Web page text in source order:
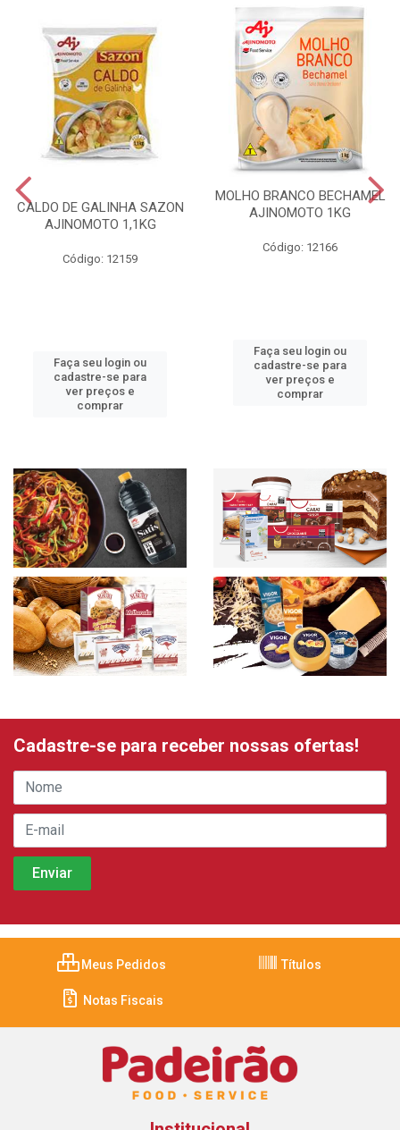
CALDO DE GALINHA SAZON
AJINOMOTO 1,1KG
Código: 12159
Faça seu login ou
cadastre-se para
ver preços e
comprar
MOLHO BRANCO BECHAMEL
AJINOMOTO 1KG
Código: 12166
Faça seu login ou
cadastre-se para
ver preços e
comprar
Cadastre-se para receber nossas ofertas!
Meus Pedidos Títulos
Notas Fiscais